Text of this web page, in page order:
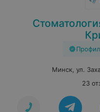
Минск, ул.
23